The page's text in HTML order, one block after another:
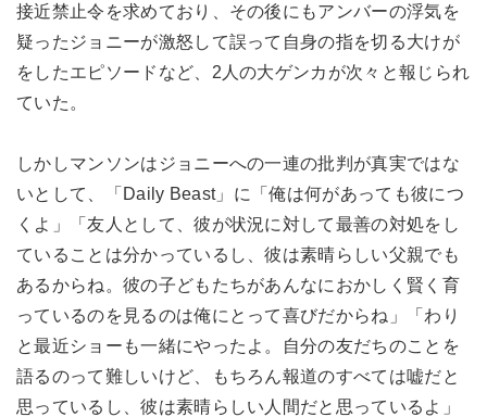
接近禁止令を求めており、その後にもアンバーの浮気を
疑ったジョニーが激怒して誤って自身の指を切る大けが
をしたエピソードなど、2人の大ゲンカが次々と報じられ
ていた。
しかしマンソンはジョニーへの一連の批判が真実ではな
いとして、「Daily Beast」に「俺は何があっても彼につ
くよ」「友人として、彼が状況に対して最善の対処をし
ていることは分かっているし、彼は素晴らしい父親でも
あるからね。彼の子どもたちがあんなにおかしく賢く育
っているのを見るのは俺にとって喜びだからね」「わり
と最近ショーも一緒にやったよ。自分の友だちのことを
語るのって難しいけど、もちろん報道のすべては嘘だと
思っているし、彼は素晴らしい人間だと思っているよ」